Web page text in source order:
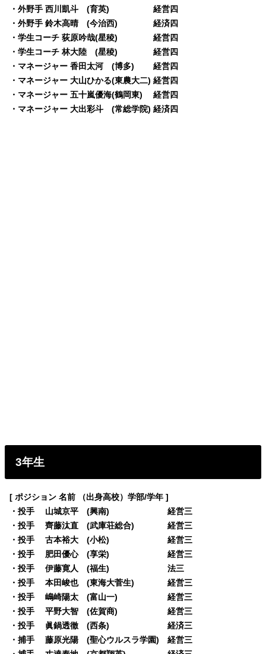
・外野手 西川凱斗 (育英) 経営四
・外野手 鈴木高晴 (今治西) 経済四
・学生コーチ 荻原吟哉(星稜) 経営四
・学生コーチ 林大陸 (星稜) 経営四
・マネージャー 香田太河 (博多) 経営四
・マネージャー 大山ひかる(東農大二) 経営四
・マネージャー 五十嵐優海(鶴岡東) 経営四
・マネージャー 大出彩斗 (常総学院) 経済四
3年生
[ ポジション 名前 （出身高校）学部/学年 ]
・投手 山城京平 (興南) 経営三
・投手 齊藤汰直 (武庫荘総合) 経営三
・投手 古本裕大 (小松) 経営三
・投手 肥田優心 (享栄) 経営三
・投手 伊藤寛人 (福生) 法三
・投手 本田峻也 (東海大菅生) 経営三
・投手 嶋崎陽太 (富山一) 経営三
・投手 平野大智 (佐賀商) 経営三
・投手 眞鍋透徹 (西条) 経済三
・捕手 藤原光陽 (聖心ウルスラ学園) 経営三